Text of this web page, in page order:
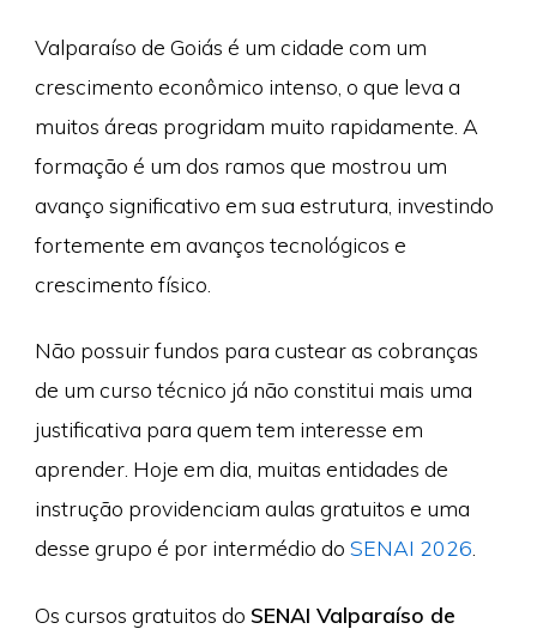
Valparaíso de Goiás é um cidade com um
crescimento econômico intenso, o que leva a
muitos áreas progridam muito rapidamente. A
formação é um dos ramos que mostrou um
avanço significativo em sua estrutura, investindo
fortemente em avanços tecnológicos e
crescimento físico.
Não possuir fundos para custear as cobranças
de um curso técnico já não constitui mais uma
justificativa para quem tem interesse em
aprender. Hoje em dia, muitas entidades de
instrução providenciam aulas gratuitos e uma
desse grupo é por intermédio do SENAI 2026
Os cursos gratuitos do SENAI Valparaíso de